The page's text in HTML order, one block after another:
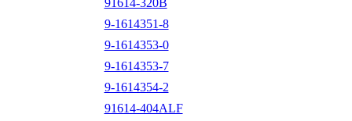
9-1614351-8
9-1614353-0
9-1614353-7
9-1614354-2
91614-404ALF